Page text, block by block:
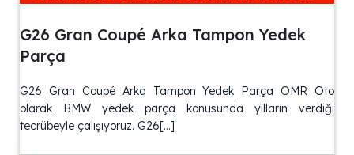
G26 Gran Coupé Arka Tampon Yedek
Parça
G26 Gran Coupé Arka Tampon Yedek Parça OMR Oto
olarak BMW yedek parça konusunda yılların verdiği
tecrübeyle çalışıyoruz. G26[…]